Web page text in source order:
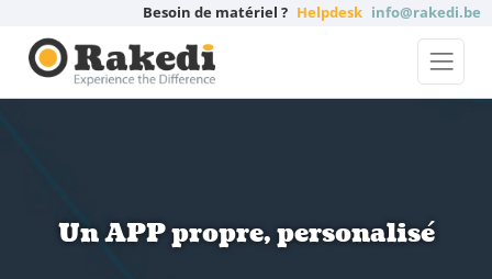
Besoin de matériel ? Helpdesk info@rakedi.be
Un APP propre, personalisé